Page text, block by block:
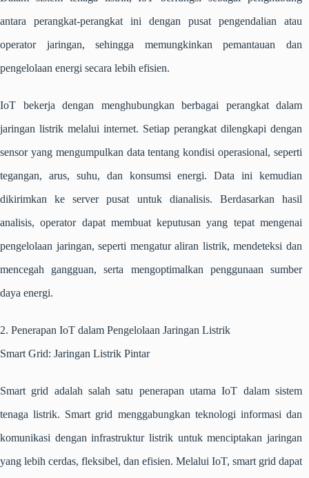
antara perangkat-perangkat ini dengan pusat pengendalian atau
operator jaringan, sehingga memungkinkan pemantauan dan
pengelolaan energi secara lebih efisien.
IoT bekerja dengan menghubungkan berbagai perangkat dalam
jaringan listrik melalui internet. Setiap perangkat dilengkapi dengan
sensor yang mengumpulkan data tentang kondisi operasional, seperti
tegangan, arus, suhu, dan konsumsi energi. Data ini kemudian
dikirimkan ke server pusat untuk dianalisis. Berdasarkan hasil
analisis, operator dapat membuat keputusan yang tepat mengenai
pengelolaan jaringan, seperti mengatur aliran listrik, mendeteksi dan
mencegah gangguan, serta mengoptimalkan penggunaan sumber
daya energi.
2. Penerapan IoT dalam Pengelolaan Jaringan Listrik
Smart Grid: Jaringan Listrik Pintar
Smart grid adalah salah satu penerapan utama IoT dalam sistem
tenaga listrik. Smart grid menggabungkan teknologi informasi dan
komunikasi dengan infrastruktur listrik untuk menciptakan jaringan
yang lebih cerdas, fleksibel, dan efisien. Melalui IoT, smart grid dapat